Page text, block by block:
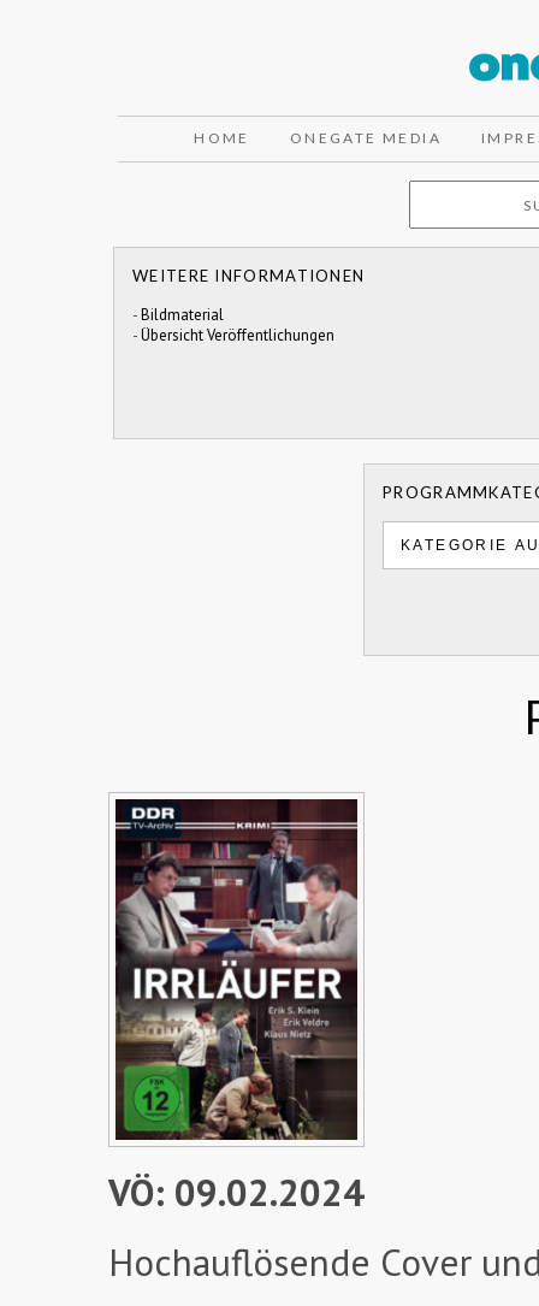
HOME ONEGATE MEDIA
WEITERE INFORMATIONEN
-Bildmaterial
-Übersicht Veröffentlichungen
VÖ: 09.02.2024
Hochauflösende Cover